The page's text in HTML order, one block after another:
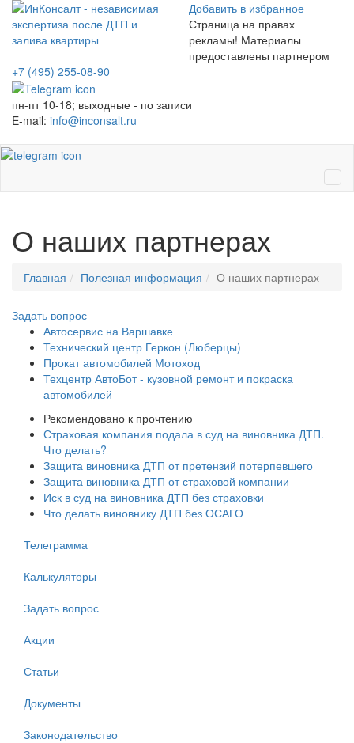
Добавить в избранное
Страница на правах
рекламы! Материалы
предоставлены партнером
+7 (495) 255-08-90
пн-пт 10-18; выходные - по записи
E-mail: info@inconsalt.ru
О наших партнерах
Главная Полезная информация О наших партнерах
Задать вопрос
Автосервис на Варшавке
Технический центр Геркон (Люберцы)
Прокат автомобилей Мотоход
Техцентр АвтоБот - кузовной ремонт и покраска
автомобилей
Рекомендовано к прочтению
Страховая компания подала в суд на виновника ДТП.
Что делать?
Защита виновника ДТП от претензий потерпевшего
Защита виновника ДТП от страховой компании
Иск в суд на виновника ДТП без страховки
Что делать виновнику ДТП без ОСАГО
Телеграмма
Калькуляторы
Задать вопрос
Акции
Статьи
Документы
Законодательство